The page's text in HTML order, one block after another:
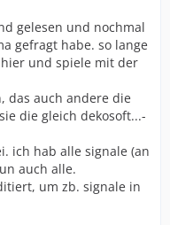
gelesen und nochmal
gefragt habe. so lange
und spiele mit der
das auch andere die
die gleich dekosoft...-
ich hab alle signale (an
auch alle.
um zb. signale in